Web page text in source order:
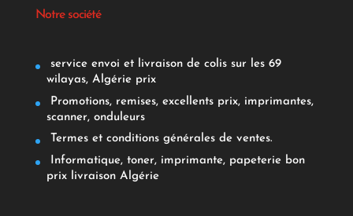
Notre société
service envoi et livraison de colis sur les 69
wilayas, Algérie prix
Promotions, remises, excellents prix, imprimantes,
scanner, onduleurs
Termes et conditions générales de ventes.
Informatique, toner, imprimante, papeterie bon
prix livraison Algérie